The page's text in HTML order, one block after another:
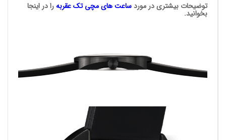
توضیحات بیشتری در موردساعت های مچی تک عقربهرا در اینجا
بخوانید.